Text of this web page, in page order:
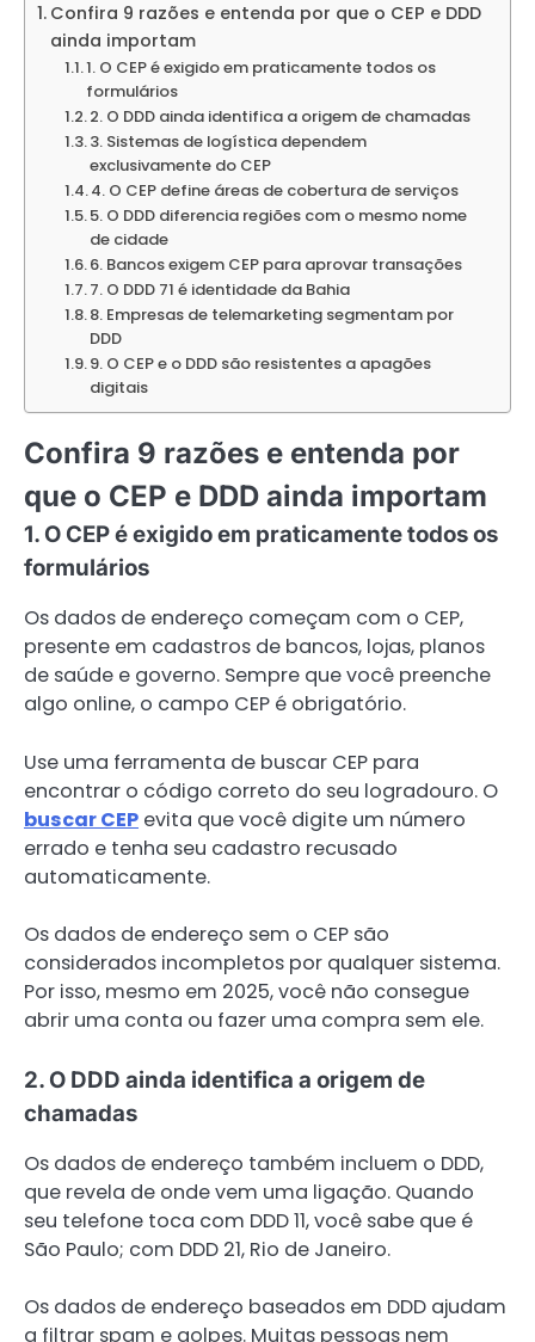
Confira 9 razões e entenda por que o CEP e DDD
ainda importam
1. O CEP é exigido em praticamente todos os
formulários
2. O DDD ainda identifica a origem de chamadas
3. Sistemas de logística dependem
exclusivamente do CEP
4. O CEP define áreas de cobertura de serviços
5. O DDD diferencia regiões com o mesmo nome
de cidade
6. Bancos exigem CEP para aprovar transações
7. O DDD 71 é identidade da Bahia
8. Empresas de telemarketing segmentam por
DDD
9. O CEP e o DDD são resistentes a apagões
digitais
Confira 9 razões e entenda por
que o CEP e DDD ainda importam
1. O CEP é exigido em praticamente todos os
formulários
Os dados de endereço começam com o CEP,
presente em cadastros de bancos, lojas, planos
de saúde e governo. Sempre que você preenche
algo online, o campo CEP é obrigatório.
Use uma ferramenta de buscar CEP para
encontrar o código correto do seu logradouro. O
buscar CEP evita que você digite um número
errado e tenha seu cadastro recusado
automaticamente.
Os dados de endereço sem o CEP são
considerados incompletos por qualquer sistema.
Por isso, mesmo em 2025, você não consegue
abrir uma conta ou fazer uma compra sem ele.
2. O DDD ainda identifica a origem de
chamadas
Os dados de endereço também incluem o DDD,
que revela de onde vem uma ligação. Quando
seu telefone toca com DDD 11, você sabe que é
São Paulo; com DDD 21, Rio de Janeiro.
Os dados de endereço baseados em DDD ajudam
a filtrar spam e golpes. Muitas pessoas nem